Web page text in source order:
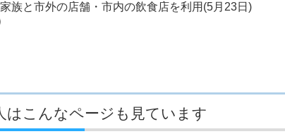
内の飲食店を利用(5月23日)
はこんなページも見ています